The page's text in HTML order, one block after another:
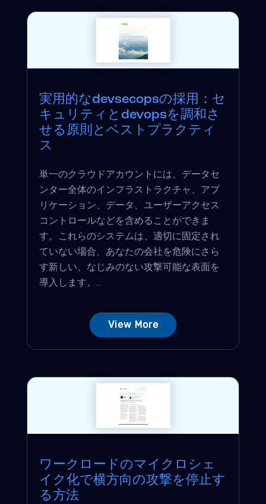
実用的なdevsecopsの採用：セ
キュリティとdevopsを調和さ
せる原則とベストプラクティ
ス
単一のクラウドアカウントには、データセ
ンター全体のインフラストラクチャ、アプ
リケーション、データ、ユーザーアクセス
コントロールなどを含めることができま
す。これらのシステムは、適切に固定され
ていない場合、あなたの会社を危険にさら
す新しい、なじみのない攻撃可能な表面を
導入します。...
View More
ワークロードのマイクロシェ
イク化で横方向の攻撃を停止す
る方法